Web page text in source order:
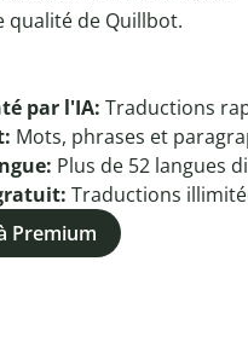
qualité de Quillbot.
par l'IA: Traductions
Mots, phrases et
Plus de 52 langues
Traductions
Premium